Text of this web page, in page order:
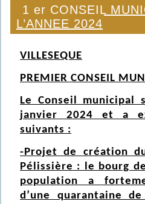
1 er CONSEIL
L’ANNEE 2024
VILLESEQUE
PREMIER CONSEIL
Le Conseil municipal
janvier 2024 et a
suivants :
-Projet de création
Pélissière : le bourg
population a
d’une quarantaine